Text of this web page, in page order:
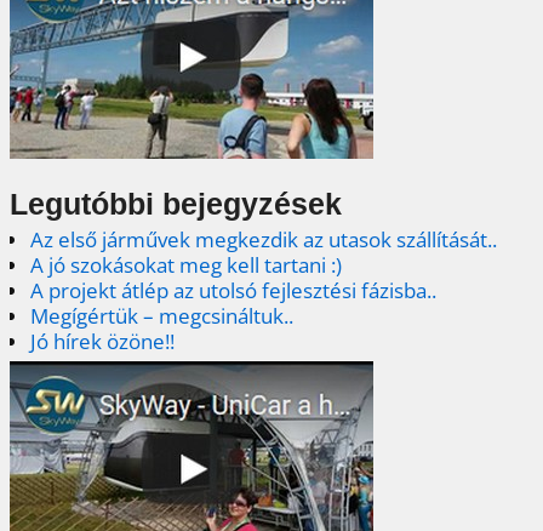
Legutóbbi bejegyzések
Az első járművek megkezdik az utasok szállítását..
A jó szokásokat meg kell tartani :)
A projekt átlép az utolsó fejlesztési fázisba..
Megígértük – megcsináltuk..
Jó hírek özöne!!